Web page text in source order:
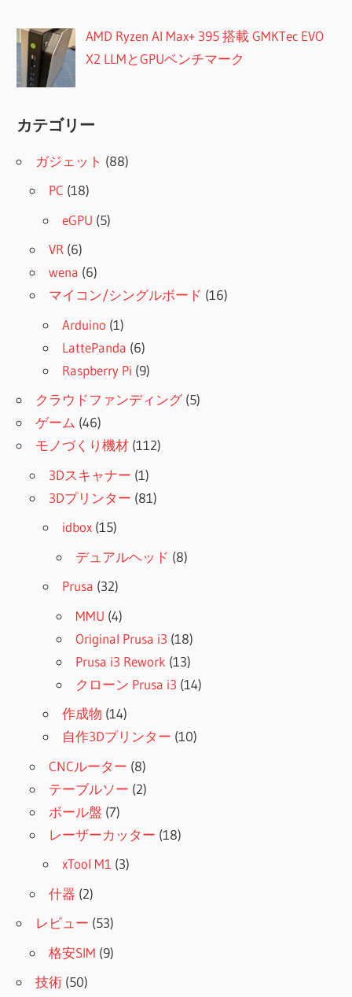
AMD Ryzen AI Max+ 395 搭載 GMKTec EVO
X2 LLMとGPUベンチマーク
カテゴリー
ガジェット (88)
PC (18)
eGPU (5)
VR (6)
wena (6)
マイコン/シングルボード (16)
Arduino (1)
LattePanda (6)
Raspberry Pi (9)
クラウドファンディング(5)
ゲーム (46)
モノづくり機材 (112)
3Dスキャナー (1)
3Dプリンター (81)
idbox (15)
デュアルヘッド (8)
Prusa (32)
MMU (4)
Original Prusa i3 (18)
Prusa i3 Rework (13)
クローン Prusa i3 (14)
作成物 (14)
自作3Dプリンター (10)
CNCルーター (8)
テーブルソー (2)
ボール盤 (7)
レーザーカッター (18)
xTool M1 (3)
什器 (2)
レビュー (53)
格安SIM (9)
技術 (50)